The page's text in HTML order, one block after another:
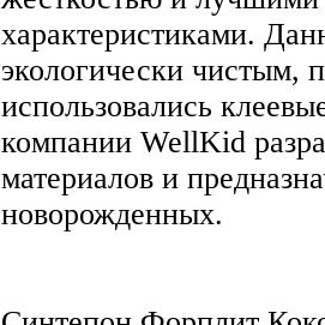
характеристиками.
экологически чистым,
использовались
компании WellKid
материалов и
новорожденных.